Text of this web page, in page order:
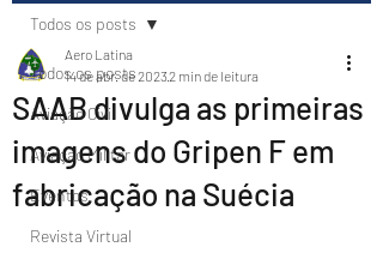
Todos os posts
Aviação Civil
Aviação Militar
Eventos
Revista Virtual
Todos os posts
SAAB divulga as primeiras
imagens do Gripen F em
fabricação na Suécia
Aero Latina
14 de abr. de 20232 min de leitura